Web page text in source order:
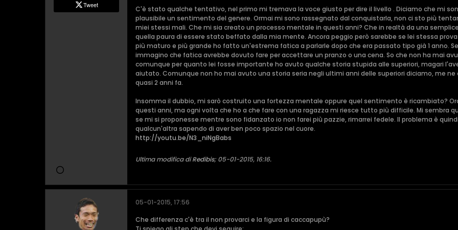
Tweet C'è stato qualche tentativo, nel primo mi tremava la voce giusto per dire il livello . Diciamo che mi
plausibile un sentimento del genere. Ormai mi sono rassegnato dal conquistarla, non ci sto più
miei stessi mali. Che mi sia creato un processo mentale in questi anni? Che in realtà da una
quella paura di essere stato beffato dalla mia mente. Ancora peggio però sarebbe se lei stessa
più maturo e più grande ho fatto un'estrema fatica a parlarle dopo che era passato tipo già 1 anno.
immagino che fatica avrebbe dovuto fare per accettare un pranzo o una cena. So che non ha mai
comunque per quanto lei fosse importante ho avuto qualche storia stupida alle superiori, magari
aiutato. Comunque non ho mai avuto una storia seria negli ultimi anni delle superiori diciamo, me
quasi 2 anni fa.
Insomma il dubbio, mi sarò costruito una fortezza mentale oppure quel sentimento è ricambiato?
questi anni, ma ogni volta che ho a che fare con una ragazza mi riesce tutto più difficile. Mi sembra
se mi si proponesse mentre sono fidanzato io non farei più pazzie, rimarrei fedele. Il problema è
qualcun'altra sapendo di aver ben poco spazio nel cuore.
http://youtu.be/N3_niNgBabs
Ultima modifica diRedibis; 05-01-2015, 16:16.
05-01-2015, 17:56
Che differenza c'è tra il non provarci e la figura di caccapupù?